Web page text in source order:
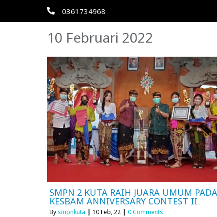
0361734968
10 Februari 2022
SMPN 2 KUTA RAIH JUARA UMUM PADA
KESBAM ANNIVERSARY CONTEST II
By smpnkuta | 10Feb, 22 | 0 Comments